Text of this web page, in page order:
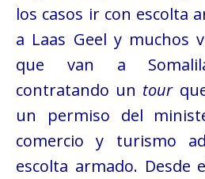
los casos ir con escolta
a Laas Geel y muchos
que van a
contratando un tour
un permiso del
comercio y turismo
escolta armado. Desde